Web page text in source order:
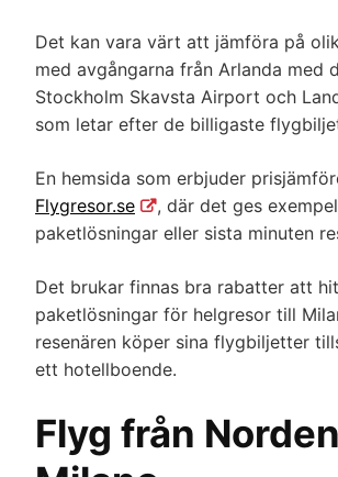
Det kan vara värt att jämföra på
med avgångarna från Arlanda med
Stockholm Skavsta Airport och
som letar efter de billigaste
En hemsida som erbjuder
Flygresor.se
, där det ges
paketlösningar eller sista minuten
Det brukar finnas bra rabatter att
paketlösningar för helgresor till
resenären köper sina flygbiljetter
ett hotellboende.
Flyg från